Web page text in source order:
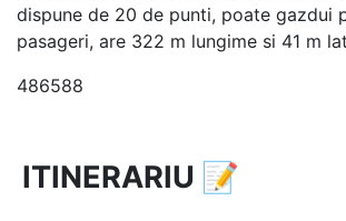
dispune de 20 de punti, poate gazdui
pasageri, are 322 m lungime si 41 m
486588
8 zile vacanta de croaziera in
link oferta
ITINERARIU 📝